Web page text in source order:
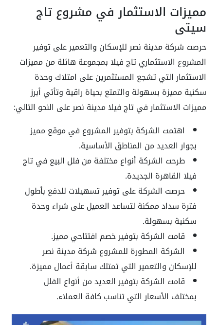
مميزات الاستثمار في مشروع تاج
سيتي
حرصت شركة مدينة نصر للإسكان والتعمير على توفير
المشروع الاستثماري تاج فيلا بمجموعة هائلة من مميزات
الاستثمار التي تشجع المستثمرين على امتلاك وحدة
سكنية مميزة بسهولة والتمتع بحياة راقية وتأتي أبرز
مميزات الاستثمار في تاج فيلا مدينة نصر على النحو التالي:
اهتمت الشركة بتوفير المشروع في موقع مميز
بجوار العديد من المناطق الأساسية.
طرحت الشركة أنواع مختلفة من فلل البيع في تاج
فيلا القاهرة الجديدة.
حرصت الشركة على توفير تسهيلات للدفع بأطول
فترة سداد ممكنة لتساعد العميل على شراء وحدة
سكنية بسهولة.
قامت الشركة بتوفير خصم افتتاحي مميز.
الشركة المطورة للمشروع شركة مدينة نصر
للإسكان والتعمير التي تمتلك سابقة أعمال مميزة.
قامت الشركة بتوفير العديد من أنواع الفلل
بمختلف الأسعار التي تناسب كافة العملاء.